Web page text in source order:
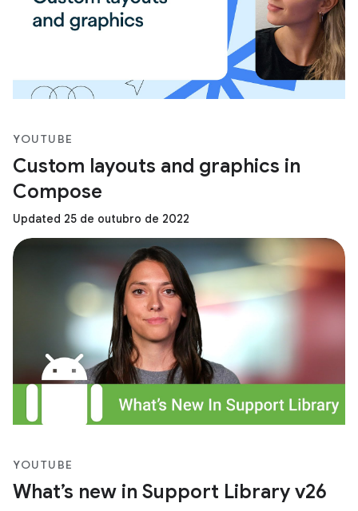
YOUTUBE
Custom layouts and graphics in
Compose
Updated 25 de outubro de 2022
YOUTUBE
What’s new in Support Library v26